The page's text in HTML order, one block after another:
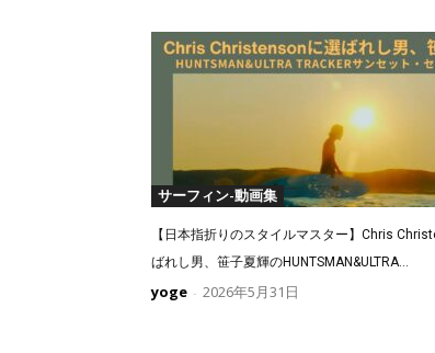
サーフィン-動画集
【日本指折りのスタイルマスター】Chris
ばれし男、笹子夏輝のHUNTSMAN&ULTRA...
yoge - 2026年5月31日